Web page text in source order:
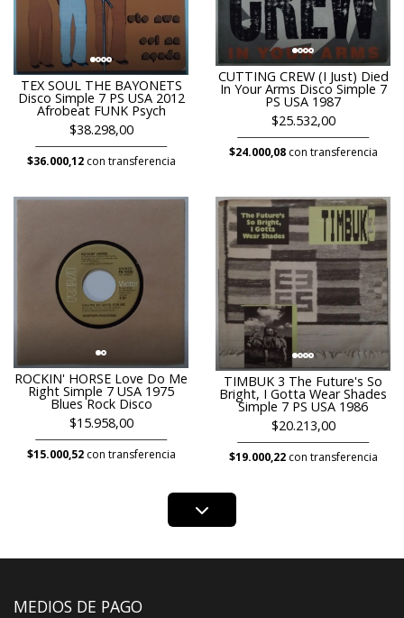
TEX SOUL THE BAYONETS
Disco Simple 7 PS USA 2012
Afrobeat FUNK Psych
$38.298,00
$36.000,12con transferencia
CUTTING CREW (I Just) Died
In Your Arms Disco Simple 7
PS USA 1987
$25.532,00
$24.000,08con transferencia
ROCKIN' HORSE Love Do Me
Right Simple 7 USA 1975
Blues Rock Disco
$15.958,00
$15.000,52con transferencia
TIMBUK 3 The Future's So
Bright, I Gotta Wear Shades
Simple 7 PS USA 1986
$20.213,00
$19.000,22con transferencia
MEDIOS DE PAGO